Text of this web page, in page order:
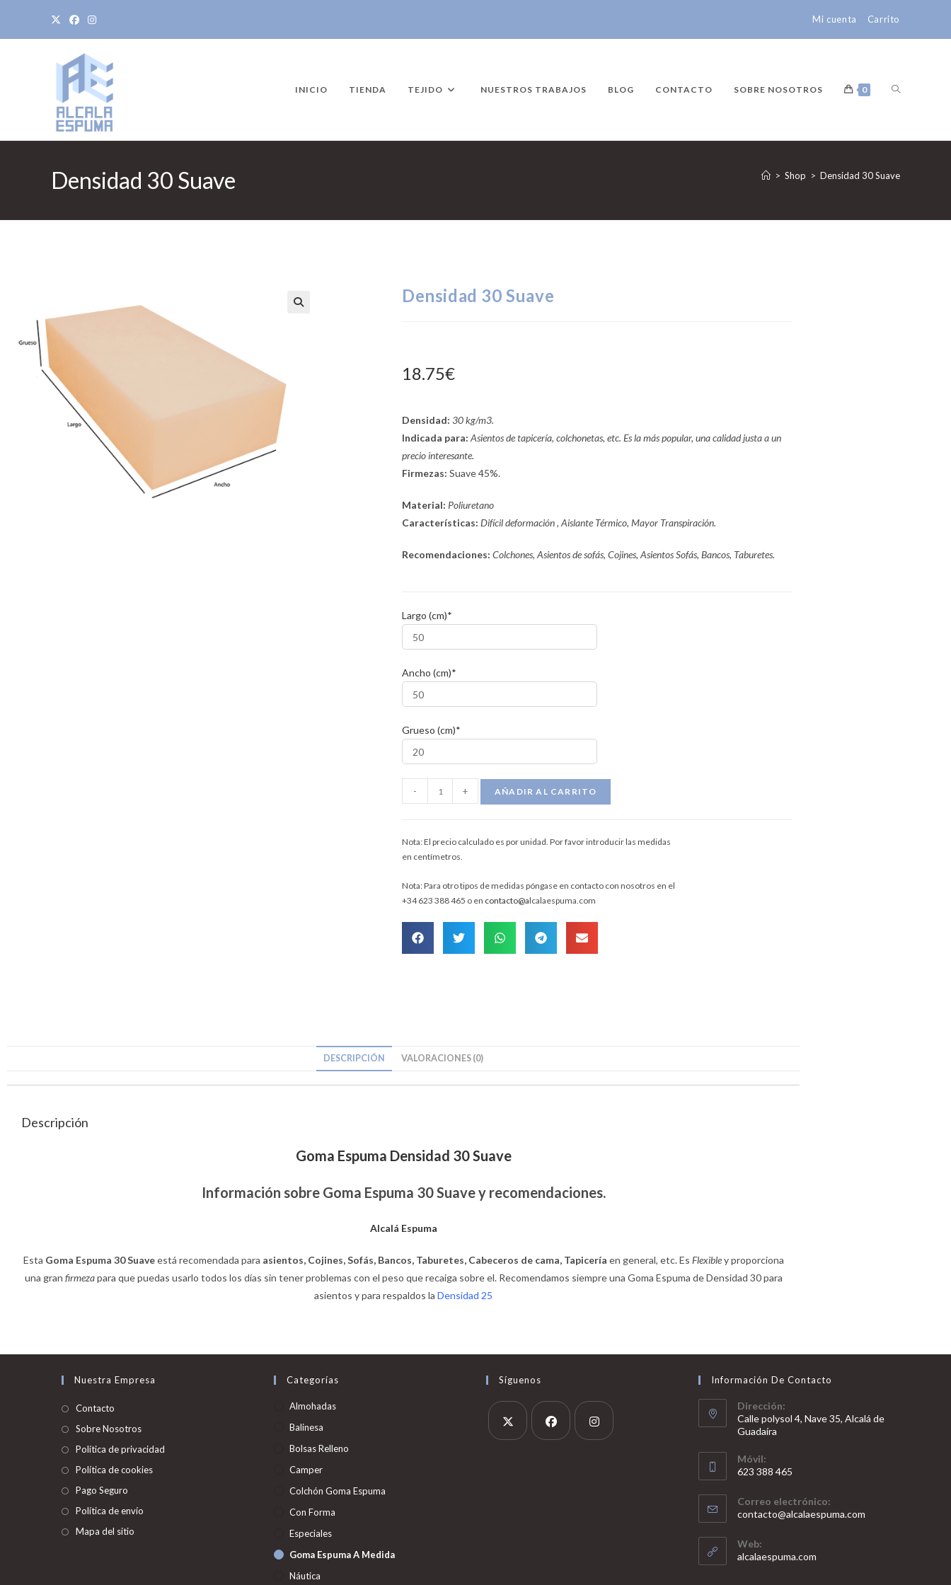
Mi cuenta Carrito
INICIO TIENDA TEJIDO NUESTROS TRABAJOS BLOG CONTACTO SOBRE NOSOTROS 0
Densidad 30 Suave > Shop > Densidad 30 Suave
Densidad 30 Suave
18.75€
Densidad: 30 kg/m3.
Indicada para: Asientos de tapicería, colchonetas, etc. Es la más popular, una calidad justa a un
precio interesante.
Firmezas: Suave 45%.
Material: Poliuretano
Características: Difícil deformación , Aislante Térmico, Mayor Transpiración.
Recomendaciones: Colchones, Asientos de sofás, Cojines, Asientos Sofás, Bancos, Taburetes.
Largo (cm)*
Ancho (cm)*
Grueso (cm)*
- + AÑADIR AL CARRITO
Nota: El precio calculado es por unidad. Por favor introducir las medidas
en centímetros.
Nota: Para otro tipos de medidas póngase en contacto con nosotros en el
+34 623 388 465 o en contacto@alcalaespuma.com
DESCRIPCIÓN VALORACIONES (0)
Descripción
Goma Espuma Densidad 30 Suave
Información sobre Goma Espuma 30 Suave y recomendaciones.
Alcalá Espuma
Esta Goma Espuma 30 Suaveestá recomendada para asientos, Cojines, Sofás, Bancos, Taburetes, Cabeceros de cama, Tapicería en general, etc. Es Flexibley proporciona
una gran firmezapara que puedas usarlo todos los días sin tener problemas con el peso que recaiga sobre el. Recomendamos siempre una Goma Espuma de Densidad 30 para
asientos y para respaldos la Densidad 25
Nuestra Empresa
Contacto
Sobre Nosotros
Política de privacidad
Política de cookies
Pago Seguro
Política de envío
Mapa del sitio
Categorías
Almohadas
Balinesa
Bolsas Relleno
Camper
Colchón Goma Espuma
Con Forma
Especiales
Goma Espuma A Medida
Náutica
Síguenos Información De Contacto
Dirección:
Calle polysol 4, Nave 35, Alcalá de
Guadaíra
Móvil:
623 388 465
Correo electrónico:
contacto@alcalaespuma.com
Web:
alcalaespuma.com